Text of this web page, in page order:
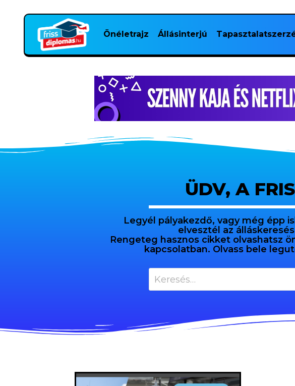
Önéletrajz Állásinterjú
ÜDV, A
Legyél pályakezdő, vagy még épp
elvesztél az
Rengeteg hasznos cikket olvashatsz
kapcsolatban. Olvass bele